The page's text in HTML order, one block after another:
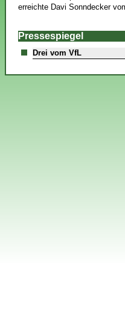
erreichte Davi Sonndecker
Pressespiegel
Drei vom VfL